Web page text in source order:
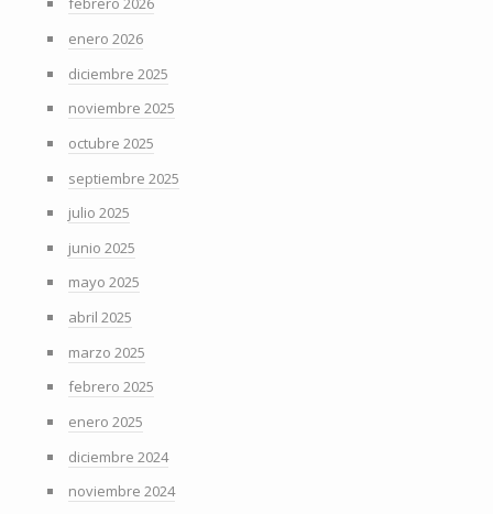
enero 2026
diciembre 2025
noviembre 2025
octubre 2025
septiembre 2025
julio 2025
junio 2025
mayo 2025
abril 2025
marzo 2025
febrero 2025
enero 2025
diciembre 2024
noviembre 2024